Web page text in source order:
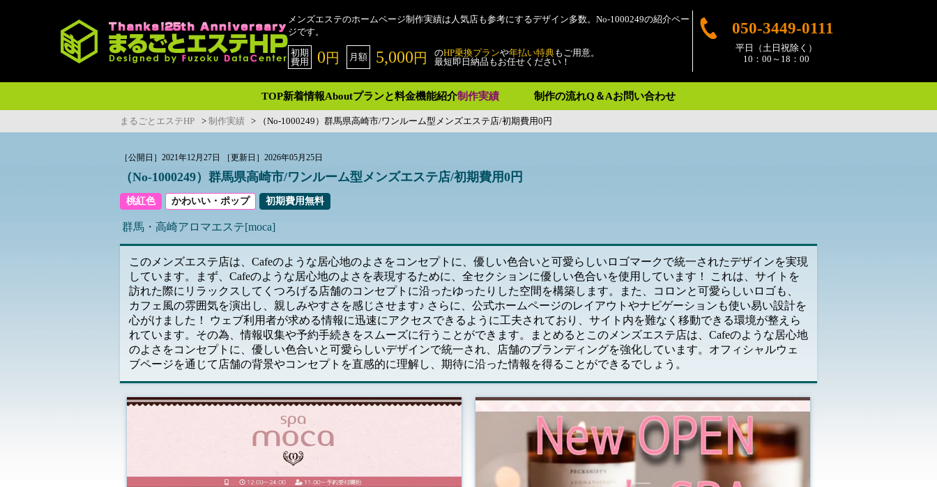
メンズエステのホームページ制作実績は人気店も参考にするデザイン多数。No-1000249の紹介ペー
ジです。
初期
費用
0円 月額 5,000円 のHP乗換プランや年払い特典もご用意。
最短即日納品もお任せください！
050-3449-0111
平日（土日祝除く）
10：00～18：00
TOP新着情報Aboutプランと料金機能紹介制作実績 制作の流れQ＆Aお問い合わせ
まるごとエステHP > 制作実績 > （No-1000249）群馬県高崎市/ワンルーム型メンズエステ店/初期費用0円
［公開日］2021年12月27日 ［更新日］2026年05月25日
（No-1000249）群馬県高崎市/ワンルーム型メンズエステ店/初期費用0円
桃紅色 かわいい・ポップ 初期費用無料
群馬・高崎アロマエステ[moca]
このメンズエステ店は、Cafeのような居心地のよさをコンセプトに、優しい色合いと可愛らしいロゴマークで統一されたデザインを実現
しています。まず、Cafeのような居心地のよさを表現するために、全セクションに優しい色合いを使用しています！ これは、サイトを
訪れた際にリラックスしてくつろげる店舗のコンセプトに沿ったゆったりした空間を構築します。また、コロンと可愛らしいロゴも、
カフェ風の雰囲気を演出し、親しみやすさを感じさせます♪ さらに、公式ホームページのレイアウトやナビゲーションも使い易い設計を
心がけました！ ウェブ利用者が求める情報に迅速にアクセスできるように工夫されており、サイト内を難なく移動できる環境が整えら
れています。その為、情報収集や予約手続きをスムーズに行うことができます。まとめるとこのメンズエステ店は、Cafeのような居心地
のよさをコンセプトに、優しい色合いと可愛らしいデザインで統一され、店舗のブランディングを強化しています。オフィシャルウェ
ブページを通じて店舗の背景やコンセプトを直感的に理解し、期待に沿った情報を得ることができるでしょう。